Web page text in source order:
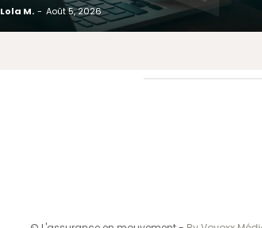
Lola M. - Août 5, 2026